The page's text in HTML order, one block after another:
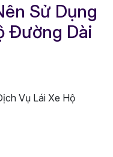
Sử Dụng
Đường Dài